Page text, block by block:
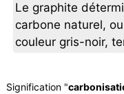
Le graphite
carbone naturel,
couleur gris-noir,
Signification "